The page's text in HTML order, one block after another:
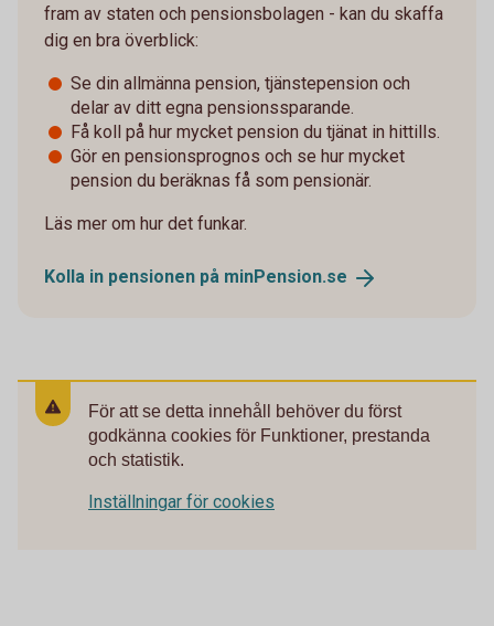
fram av staten och pensionsbolagen - kan du skaffa
dig en bra överblick:
Se din allmänna pension, tjänstepension och
delar av ditt egna pensionssparande.
Få koll på hur mycket pension du tjänat in hittills.
Gör en pensionsprognos och se hur mycket
pension du beräknas få som pensionär.
Läs mer om hur det funkar.
Kolla in pensionen på minPension.se
För att se detta innehåll behöver du först
godkänna cookies för Funktioner, prestanda
och statistik.
Inställningar för cookies